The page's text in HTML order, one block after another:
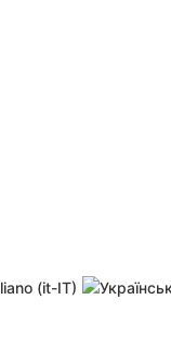
Forgot password